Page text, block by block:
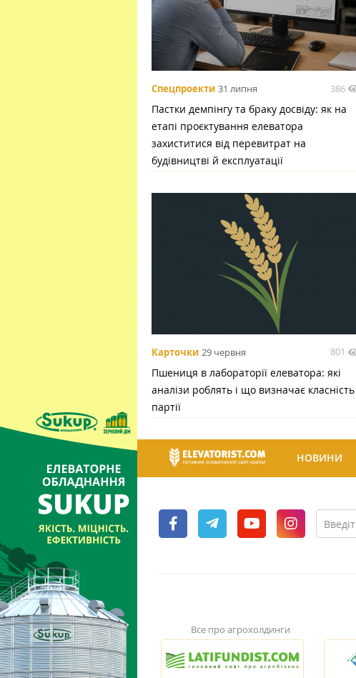
Спецпроекти 31 липня 386
Пастки демпінгу та браку досвіду: як на
етапі проєктування елеватора
захиститися від перевитрат на
будівництві й експлуатації
Карточки 29 червня 801
Пшениця в лабораторії елеватора: які
аналізи роблять і що визначає класність
партії
НОВИНИ
Все про агрохолдинги